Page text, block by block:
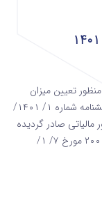
مالیاتی در سال 1401 به منظور تعیین میزان
بخشودگی جرایم مالیاتی در سال 1401 بخشنامه شماره ۱/ ۱۴۰۱/
امور مالیاتی صادر گردیده
است . براساس بخشنامه شماره ۱/ ۱۴۰۱/ ۲۰۰ مورخ ۷/ ۱/